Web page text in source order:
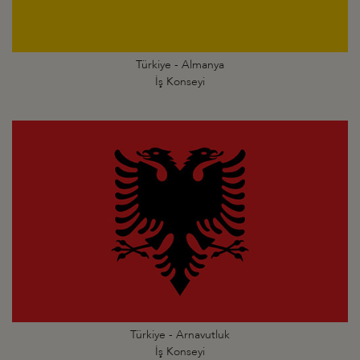
Türkiye - Almanya
İş Konseyi
Türkiye - Arnavutluk
İş Konseyi